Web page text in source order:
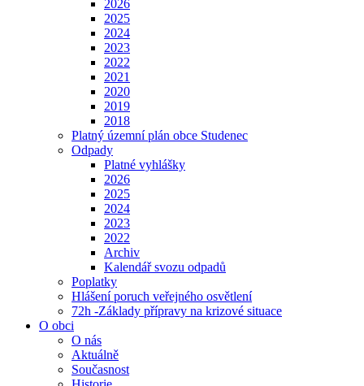
2026
2025
2024
2023
2022
2021
2020
2019
2018
Platný územní plán obce Studenec
Odpady
Platné vyhlášky
2026
2025
2024
2023
2022
Archiv
Kalendář svozu odpadů
Poplatky
Hlášení poruch veřejného osvětlení
72h -Základy přípravy na krizové situace
O obci
O nás
Aktuálně
Současnost